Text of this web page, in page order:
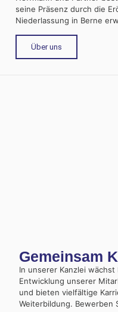
seine Präsenz durch die
Niederlassung in Berne
Über uns
Gemeinsam
In unserer Kanzlei
Entwicklung unserer
und bieten vielfältige
Weiterbildung. Bewerben